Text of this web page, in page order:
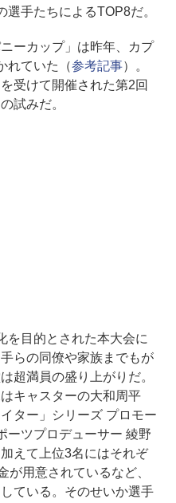
手たちによるTOP8だ。
ーカップ」は昨年、カプ
れていた（参考記事）。
受けて開催された第2回
試みだ。
目的とされた本大会に
らの同僚や家族までもが
超満員の盛り上がりだ。
キャスターの大和周平
ター」シリーズ プロモー
ーツプロデューサー 綾野
えて上位3名にはそれぞ
が用意されているなど、
ている。そのせいか選手